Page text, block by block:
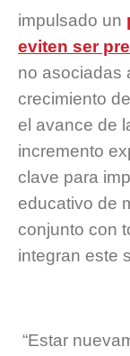
impulsado un
eviten ser
no asociadas
crecimiento
el avance de
incremento
clave para
educativo de
conjunto con
integran este
“Estar